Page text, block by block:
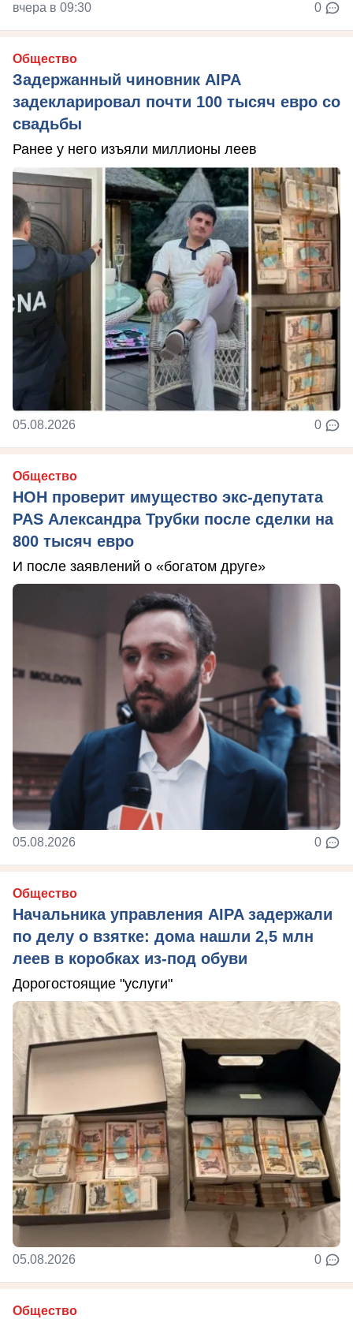
вчера в 09:30 0
Общество
Задержанный чиновник AIPA
задекларировал почти 100 тысяч евро со
свадьбы
Ранее у него изъяли миллионы леев
05.08.2026 0
Общество
НОН проверит имущество экс-депутата
PAS Александра Трубки после сделки на
800 тысяч евро
И после заявлений о «богатом друге»
05.08.2026 0
Общество
Начальника управления AIPA задержали
по делу о взятке: дома нашли 2,5 млн
леев в коробках из-под обуви
Дорогостоящие "услуги"
05.08.2026 0
Общество